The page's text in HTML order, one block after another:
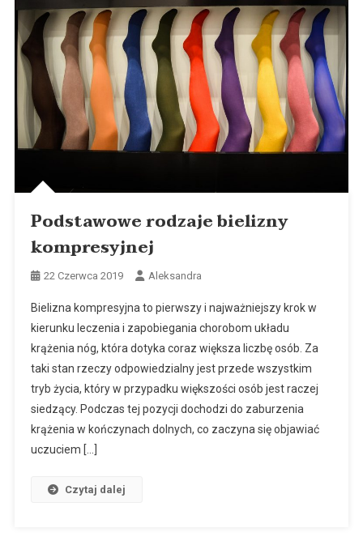
Podstawowe rodzaje bielizny
kompresyjnej
22 Czerwca 2019 Aleksandra
Bielizna kompresyjna to pierwszy i najważniejszy krok w
kierunku leczenia i zapobiegania chorobom układu
krążenia nóg, która dotyka coraz większa liczbę osób. Za
taki stan rzeczy odpowiedzialny jest przede wszystkim
tryb życia, który w przypadku większości osób jest raczej
siedzący. Podczas tej pozycji dochodzi do zaburzenia
krążenia w kończynach dolnych, co zaczyna się objawiać
uczuciem […]
Czytaj dalej